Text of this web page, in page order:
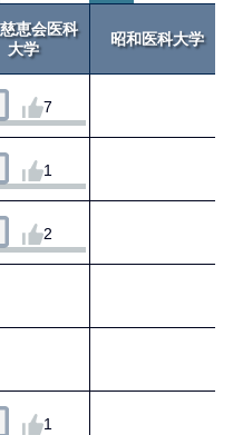
恵会医科
大学
昭和医科大学
7
1
2
1